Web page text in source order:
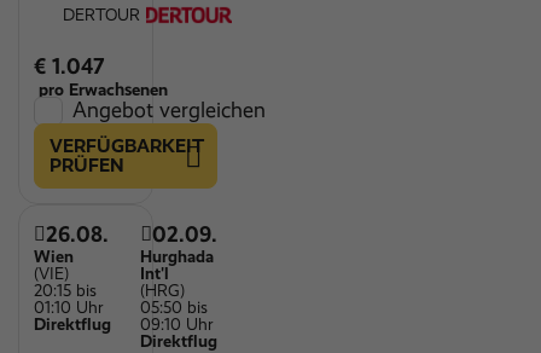
DERTOUR
€ 1.047
pro Erwachsenen
Angebot vergleichen
VERFÜGBARKEIT
PRÜFEN
26.08.
Wien
(VIE)
20:15 bis
01:10 Uhr
Direktflug
02.09.
Hurghada
Int'l
(HRG)
05:50 bis
09:10 Uhr
Direktflug